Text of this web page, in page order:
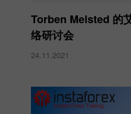
Torben Melsted 的
络研讨会
24.11.2021